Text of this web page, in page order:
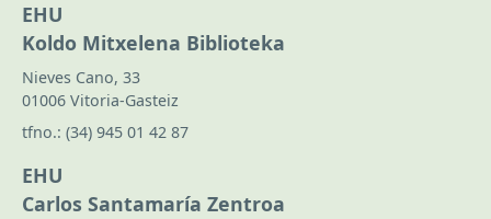
EHU
Koldo Mitxelena Biblioteka
Nieves Cano, 33
01006 Vitoria-Gasteiz
tfno.: (34) 945 01 42 87
EHU
Carlos Santamaría Zentroa